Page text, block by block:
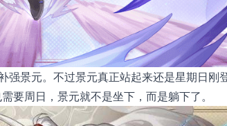
强景元。不过景元真正站起来还是星期日刚
要周日，景元就不是坐下，而是躺下了。